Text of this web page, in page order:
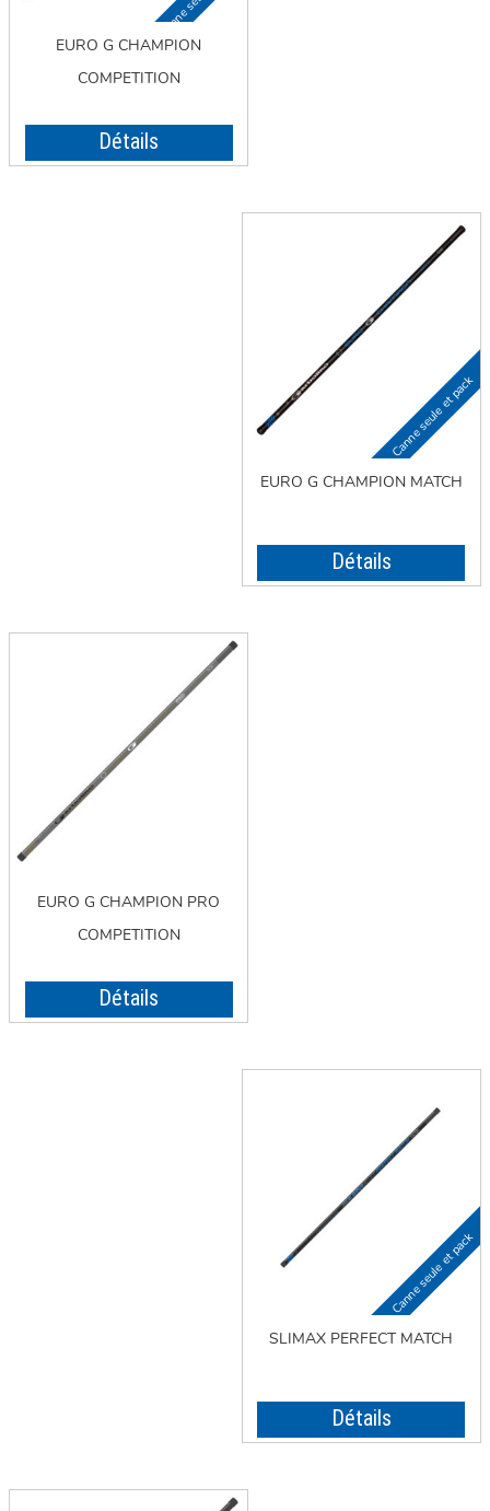
EURO G CHAMPION
COMPETITION
Détails
EURO G CHAMPION MATCH
Détails
EURO G CHAMPION PRO
COMPETITION
Détails
SLIMAX PERFECT MATCH
Détails